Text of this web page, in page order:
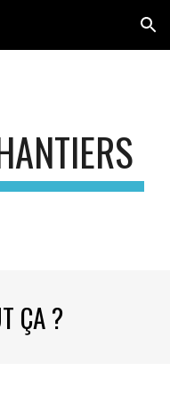
Skip to navigation
ÇA ?